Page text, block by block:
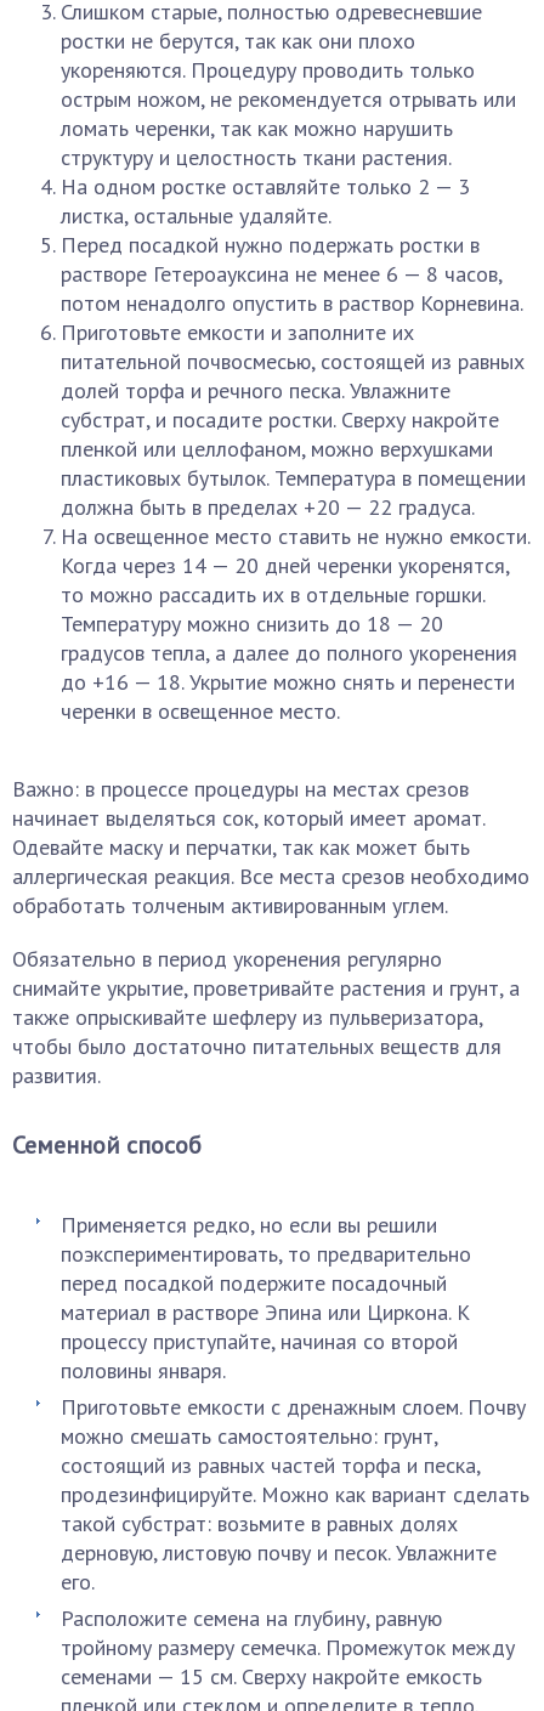
Слишком старые, полностью одревесневшие
ростки не берутся, так как они плохо
укореняются. Процедуру проводить только
острым ножом, не рекомендуется отрывать или
ломать черенки, так как можно нарушить
структуру и целостность ткани растения.
На одном ростке оставляйте только 2 — 3
листка, остальные удаляйте.
Перед посадкой нужно подержать ростки в
растворе Гетероауксина не менее 6 — 8 часов,
потом ненадолго опустить в раствор Корневина.
Приготовьте емкости и заполните их
питательной почвосмесью, состоящей из равных
долей торфа и речного песка. Увлажните
субстрат, и посадите ростки. Сверху накройте
пленкой или целлофаном, можно верхушками
пластиковых бутылок. Температура в помещении
должна быть в пределах +20 — 22 градуса.
На освещенное место ставить не нужно емкости.
Когда через 14 — 20 дней черенки укоренятся,
то можно рассадить их в отдельные горшки.
Температуру можно снизить до 18 — 20
градусов тепла, а далее до полного укоренения
до +16 — 18. Укрытие можно снять и перенести
черенки в освещенное место.
Важно: в процессе процедуры на местах срезов
начинает выделяться сок, который имеет аромат.
Одевайте маску и перчатки, так как может быть
аллергическая реакция. Все места срезов необходимо
обработать толченым активированным углем.
Обязательно в период укоренения регулярно
снимайте укрытие, проветривайте растения и грунт, а
также опрыскивайте шефлеру из пульверизатора,
чтобы было достаточно питательных веществ для
развития.
Семенной способ
Применяется редко, но если вы решили
поэкспериментировать, то предварительно
перед посадкой подержите посадочный
материал в растворе Эпина или Циркона. К
процессу приступайте, начиная со второй
половины января.
Приготовьте емкости с дренажным слоем. Почву
можно смешать самостоятельно: грунт,
состоящий из равных частей торфа и песка,
продезинфицируйте. Можно как вариант сделать
такой субстрат: возьмите в равных долях
дерновую, листовую почву и песок. Увлажните
его.
Расположите семена на глубину, равную
тройному размеру семечка. Промежуток между
семенами — 15 см. Сверху накройте емкость